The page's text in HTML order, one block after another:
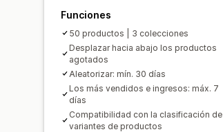
Funciones
50 productos | 3 colecciones
Desplazar hacia abajo los productos
agotados
Aleatorizar: mín. 30 días
Los más vendidos e ingresos: máx. 7
días
Compatibilidad con la clasificación de
variantes de productos